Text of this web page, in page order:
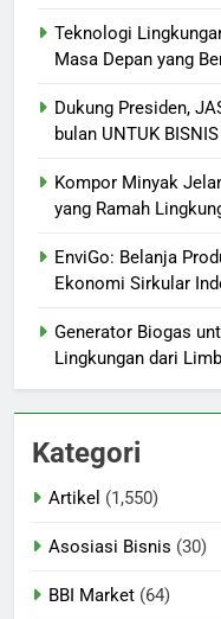
Teknologi
Masa Depan yang
Dukung Presiden,
bulan UNTUK
Kompor Minyak
yang Ramah
EnviGo: Belanja
Ekonomi Sirkular
Generator Biogas
Lingkungan dari
Kategori
Artikel (1,550)
Asosiasi Bisnis (30)
BBI Market (64)